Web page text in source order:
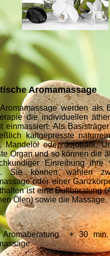
Aromamassage
werden als
die individuellen
einmassiert. Als
kaltgepresste
Mandelöl oder Jojobaöl.
Organ und so können die
Einreibung ihre
Sie können wählen
oder einer
ist eine Duftberatung
Ölen) sowie die Massage.
+ 30 min.